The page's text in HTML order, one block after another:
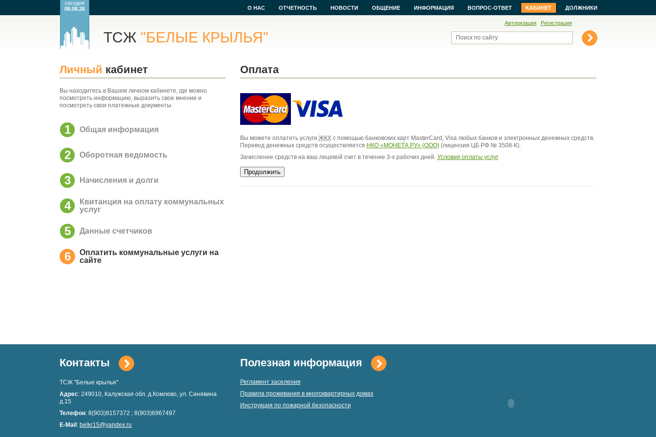
ТСЖ "БЕЛЫЕ КРЫЛЬЯ"
Авторизация Регистрация
Поиск по сайту
сегодня
08.08.26
О НАС ОТЧЕТНОСТЬ НОВОСТИ ОБЩЕНИЕ ИНФОРМАЦИЯ ВОПРОС-ОТВЕТ КАБИНЕТ ДОЛЖНИКИ
Личный кабинет
Вы находитесь в Вашем личном кабинете, где можно
посмотреть информацию, выразить свое мнение и
посмотреть свои платежные документы.
1 Общая информация
2 Оборотная ведомость
3 Начисления и долги
4
Квитанция на оплату коммунальных
услуг
5 Данные счетчиков
6
Оплатить коммунальные услуги на
сайте
Оплата
Вы можете оплатить услуги ЖКХс помощью банковских карт MasterCard, Visa любых банков и электронных денежных средств.
Перевод денежных средств осуществляется НКО «МОНЕТА.РУ» (ООО)(лицензия ЦБ РФ № 3508-К).
Зачисление средств на ваш лицевой счет в течение 3-х рабочих дней. Условия оплаты услуг
Контакты
ТСЖ "Белые крылья"
Адрес: 249010, Калужская обл. д.Комлево, ул. Синявина
д.15
Телефон: 8(903)8157372 ; 8(903)6967497
E-Mail : belkr15@yandex.ru
Полезная информация
Регламент заселения
Правила проживания в многоквартирных домах
Инструкция по пожарной безопасности